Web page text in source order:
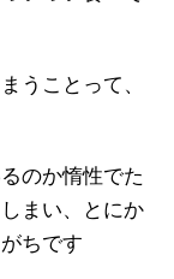
うことって、
のか惰性でた
まい、とにか
ちです